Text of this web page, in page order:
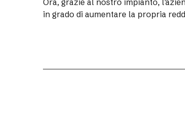
in grado di aumentare la propria